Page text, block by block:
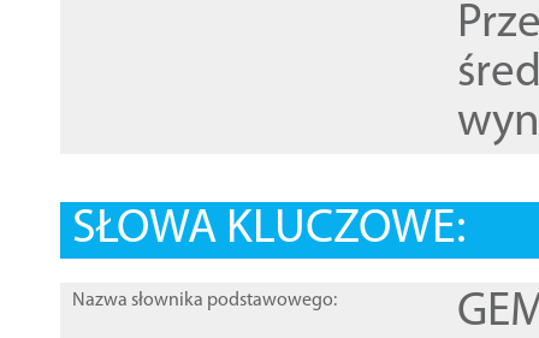
SŁOWA KLUCZOWE:
Nazwa słownika podstawowego: